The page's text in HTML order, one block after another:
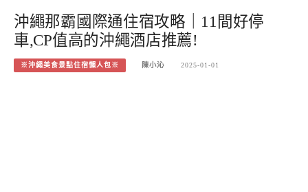
沖繩那霸國際通住宿攻略｜11間好停
車,CP值高的沖繩酒店推薦!
※沖繩美食景點住宿懶人包※ 陳小沁 2025-01-01